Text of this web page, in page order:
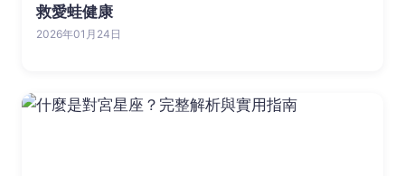
救愛蛙健康
2026年01月24日